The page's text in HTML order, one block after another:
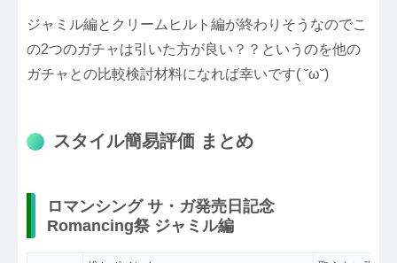
ジャミル編とクリームヒルト編が終わりそうなのでこ
の2つのガチャは引いた方が良い？？というのを他の
ガチャとの比較検討材料になれば幸いです( ˘ω˘)
スタイル簡易評価 まとめ
ロマンシング サ・ガ発売日記念
Romancing祭 ジャミル編